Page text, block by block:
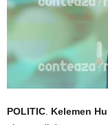
POLITIC Kelemen